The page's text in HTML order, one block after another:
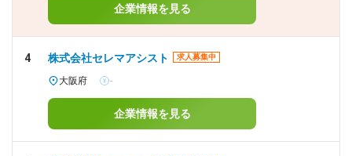
企業情報を見る
4 株式会社セレマアシスト 求人募集中
大阪府 -
企業情報を見る